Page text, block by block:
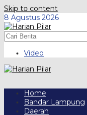
Skip to content
8 Agustus 2026
Video
Home
Bandar Lampung
Daerah